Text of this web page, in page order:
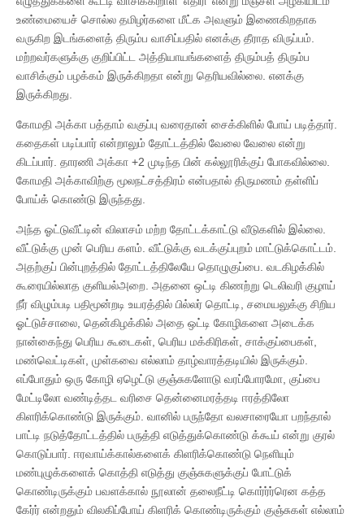
உண்மையைச் சொல்ல தமிழர்களை மீட்க அவளும் இணைகிறதாக
வருகிற இடங்களைத் திரும்ப வாசிப்பதில் எனக்கு தீராத விருப்பம்.
மற்றவர்களுக்கு குறிப்பிட்ட அத்தியாயங்களைத் திரும்பத் திரும்ப
வாசிக்கும் பழக்கம் இருக்கிறதா என்று தெரியவில்லை. எனக்கு
இருக்கிறது.
கோமதி அக்கா பத்தாம் வகுப்பு வரைதான் சைக்கிளில் போய் படித்தார்.
கதைகள் படிப்பார் என்றாலும் தோட்டத்தில் வேலை வேலை என்று
கிடப்பார். தாரணி அக்கா +2 முடிந்த பின் கல்லூரிக்குப் போகவில்லை.
கோமதி அக்காவிற்கு மூலநட்சத்திரம் என்பதால் திருமணம் தள்ளிப்
போய்க் கொண்டு இருந்தது.
அந்த ஓட்டுவீட்டின் விலாசம் மற்ற தோட்டக்காட்டு வீடுகளில் இல்லை.
வீட்டுக்கு முன் பெரிய களம். வீட்டுக்கு வடக்குப்புறம் மாட்டுக்கொட்டம்.
அதற்குப் பின்புறத்தில் தோட்டத்திலேயே தொழுகுப்பை. வடகிழக்கில்
கூரையில்லாத குளியல்அறை. அதனை ஒட்டி கிணற்று டெலிவரி குழாய்
நீர் விழும்படி பதிமூன்றடி உயரத்தில் பில்லர் தொட்டி, சமையலுக்கு சிறிய
ஓட்டுச்சாலை, தென்கிழக்கில் அதை ஒட்டி கோழிகளை அடைக்க
நான்கைந்து பெரிய கூடைகள், பெரிய மக்கிரிகள், சாக்குப்பைகள்,
மண்வெட்டிகள், முள்கவை எல்லாம் தாழ்வாரத்தடியில் இருக்கும்.
எப்போதும் ஒரு கோழி ஏழெட்டு குஞ்சுகளோடு வரப்போரமோ, குப்பை
மேட்டிலோ வண்டித்தட வரிசை தென்னைமரத்தடி ஈரத்திலோ
கிளரிக்கொண்டு இருக்கும். வானில் பருந்தோ வலசாரையோ பறந்தால்
பாட்டி நடுத்தோட்டத்தில் பருத்தி எடுத்துக்கொண்டு க்கூய் என்று குரல்
கொடுப்பார். ஈரவாய்க்கால்களைக் கிளரிக்கொண்டு நெளியும்
மண்புழுக்களைக் கொத்தி எடுத்து குஞ்சுகளுக்குப் போட்டுக்
கொண்டிருக்கும் பவளக்கால் நூலான் தலைநீட்டி கொர்ர்ர்ரென கத்த
கேர்ர் என்றதும் விலகிப்போய் கிளரிக் கொண்டிருக்கும் குஞ்சுகள் எல்லாம்